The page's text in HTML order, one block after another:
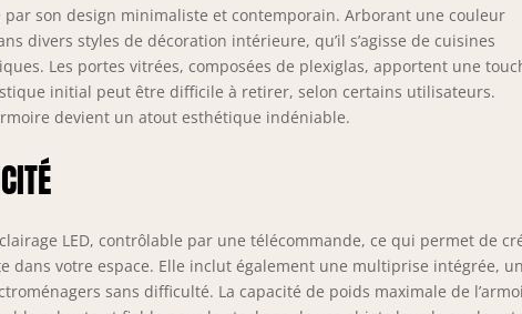
acrylique et de style shaker, associée à une finition blanche lisse
à des lignes fluides et gracieuses, fait de cette armoire haute un
ajout élégant à n'importe quelle pièce, que ce soit votre cuisine,
votre salle à manger ou votre salon. SPÉCIFICATIONS SUR LE MEUBLE
DE RANGEMENT HAUT : Dimensions totales : 103l x 40P x 180H cm.
max. recommandée : 80 kg au total, 5 kg par niveau.
Montage nécessaire.
par son design minimaliste et contemporain. Arborant une couleur
divers styles de décoration intérieure, qu’il s’agisse de cuisines
Les portes vitrées, composées de plexiglas, apportent une
initial peut être difficile à retirer, selon certains utilisateurs.
devient un atout esthétique indéniable.
LED, contrôlable par une télécommande, ce qui permet de
dans votre espace. Elle inclut également une multiprise intégrée, un
sans difficulté. La capacité de poids maximale de